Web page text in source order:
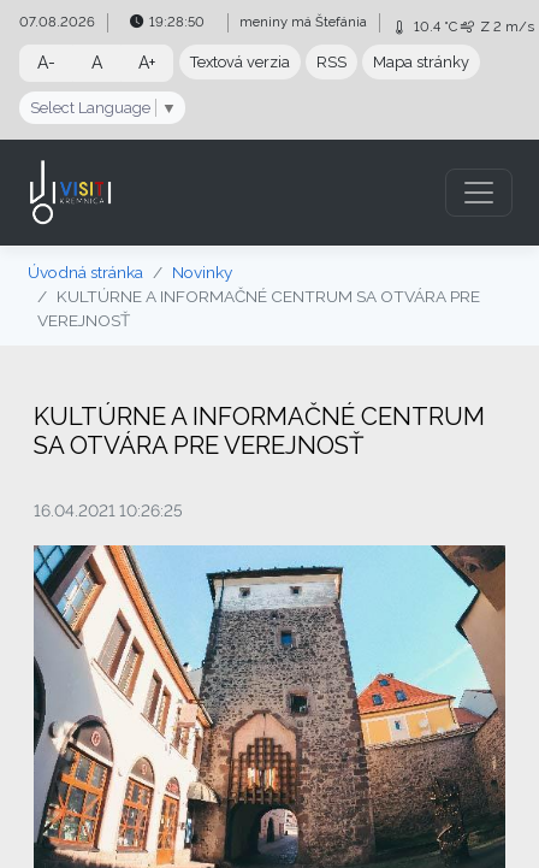
Preskočiť na obsah
Preskočiť na hlavné menu
07.08.2026 19:28:51 meniny máŠtefánia 10.4 °C Z 2 m/s
A- A A+ Textová verzia RSS Mapa stránky
Select Language ▼
Úvodná stránka
Novinky
KULTÚRNE A INFORMAČNÉ CENTRUM SA OTVÁRA PRE
VEREJNOSŤ
KULTÚRNE A INFORMAČNÉ CENTRUM
SA OTVÁRA PRE VEREJNOSŤ
16.04.2021 10:26:25